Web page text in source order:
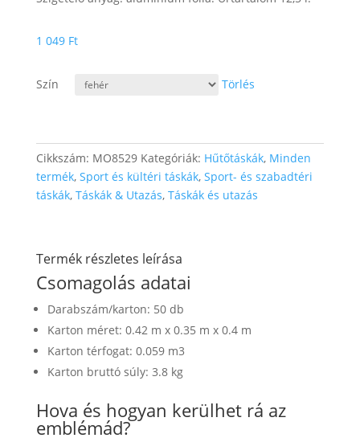
1 049 Ft
Szín Törlés
Cikkszám: MO8529 Kategóriák: Hűtőtáskák, Minden
termék, Sport és kültéri táskák, Sport- és szabadtéri
táskák, Táskák & Utazás, Táskák és utazás
Termék részletes leírása
Csomagolás adatai
Darabszám/karton: 50 db
Karton méret: 0.42 m x 0.35 m x 0.4 m
Karton térfogat: 0.059 m3
Karton bruttó súly: 3.8 kg
Hova és hogyan kerülhet rá az
emblémád?